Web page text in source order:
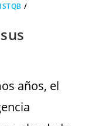
ISTQB /
años, el